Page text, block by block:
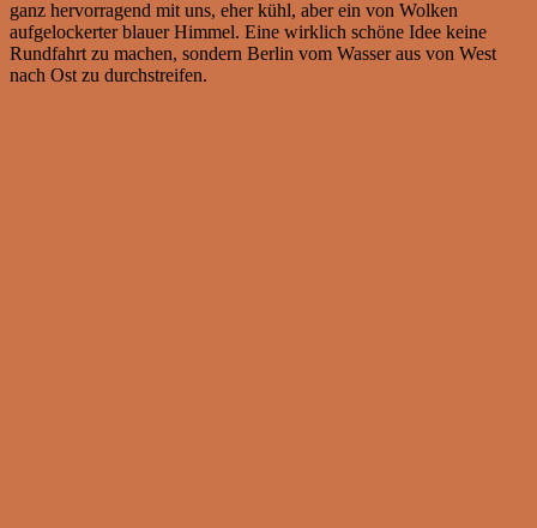
ganz hervorragend mit uns, eher kühl, aber ein von Wolken
aufgelockerter blauer Himmel. Eine wirklich schöne Idee keine
Rundfahrt zu machen, sondern Berlin vom Wasser aus von West
nach Ost zu durchstreifen.